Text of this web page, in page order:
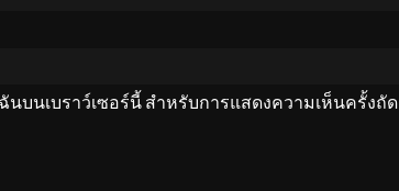
บนเบราว์เซอร์นี้ สำหรับการแสดงความเห็นครั้งถัด